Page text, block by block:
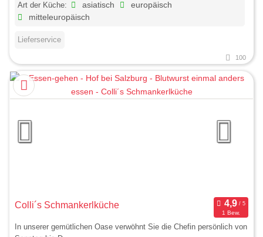
Art der Küche: asiatisch
europäisch
mitteleuropäisch
Lieferservice
100
Colli´s Schmankerlküche
1 Bew.
In unserer gemütlichen Oase verwöhnt Sie die Chefin persönlich von